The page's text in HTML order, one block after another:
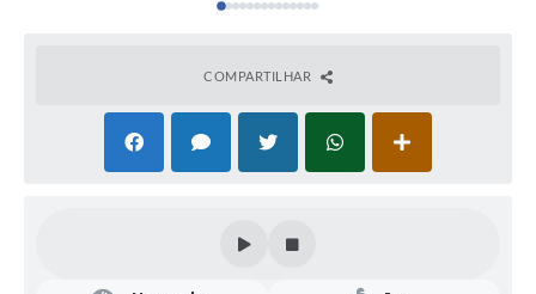
COMPARTILHAR